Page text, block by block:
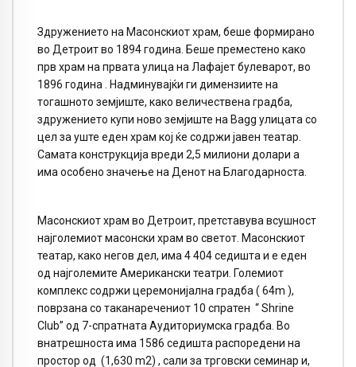
Здружението на Масонскиот храм, беше формирано
во Детроит во 1894 година. Беше преместено како
прв храм на првата улица на Лафајет булеварот, во
1896 година . Надминувајќи ги димензиите на
тогашното земјиште, како величествена градба,
здружението купи ново земјиште на Bagg улицата со
цел за уште еден храм кој ќе содржи јавен театар.
Самата конструкција вреди 2,5 милиони долари а
има особено значење на Денот на Благодарноста.
Масонскиот храм во Детроит, претставува всушност
најголемиот масонски храм во светот. Масонскиот
театар, како негов дел, има 4 404 седишта и е еден
од најголемите Американски театри. Големиот
комплекс содржи церемонијална градба ( 64m ),
поврзана со таканаречениот 10 спратен “ Shrine
Club” од 7-спратната Аудиториумска градба. Во
внатрешноста има 1586 седишта распоредени на
простор од (1,630 m2) , сали за трговски семинар и,